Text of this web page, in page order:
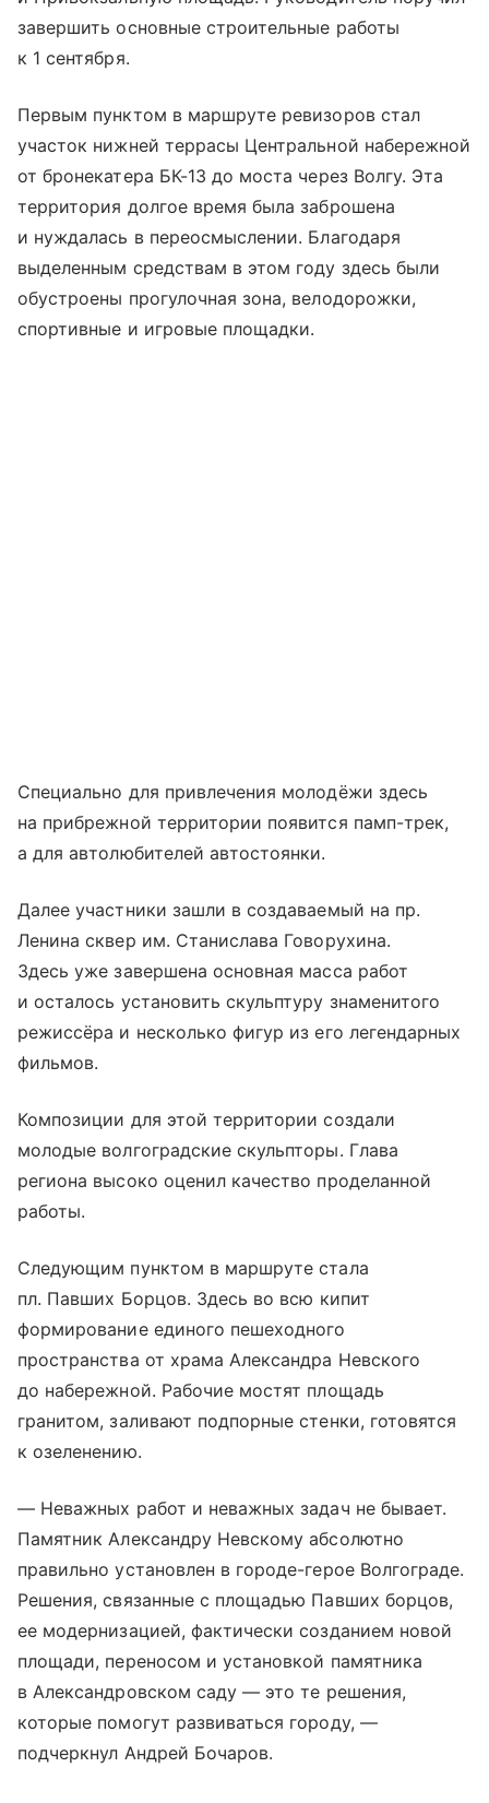
завершить основные строительные работы
к 1 сентября.
Первым пунктом в маршруте ревизоров стал
участок нижней террасы Центральной набережной
от бронекатера БК-13 до моста через Волгу. Эта
территория долгое время была заброшена
и нуждалась в переосмыслении. Благодаря
выделенным средствам в этом году здесь были
обустроены прогулочная зона, велодорожки,
спортивные и игровые площадки.
Специально для привлечения молодёжи здесь
на прибрежной территории появится памп-трек,
а для автолюбителей автостоянки.
Далее участники зашли в создаваемый на пр.
Ленина сквер им. Станислава Говорухина.
Здесь уже завершена основная масса работ
и осталось установить скульптуру знаменитого
режиссёра и несколько фигур из его легендарных
фильмов.
Композиции для этой территории создали
молодые волгоградские скульпторы. Глава
региона высоко оценил качество проделанной
работы.
Следующим пунктом в маршруте стала
пл. Павших Борцов. Здесь во всю кипит
формирование единого пешеходного
пространства от храма Александра Невского
до набережной. Рабочие мостят площадь
гранитом, заливают подпорные стенки, готовятся
к озеленению.
— Неважных работ и неважных задач не бывает.
Памятник Александру Невскому абсолютно
правильно установлен в городе-герое Волгограде.
Решения, связанные с площадью Павших борцов,
ее модернизацией, фактически созданием новой
площади, переносом и установкой памятника
в Александровском саду — это те решения,
которые помогут развиваться городу, —
подчеркнул Андрей Бочаров.